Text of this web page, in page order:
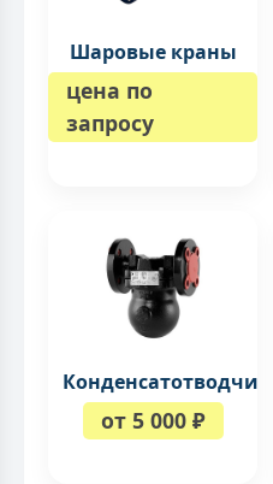
Шаровые краны
цена по
запросу
Конденсатотводчики
от 5 000 ₽